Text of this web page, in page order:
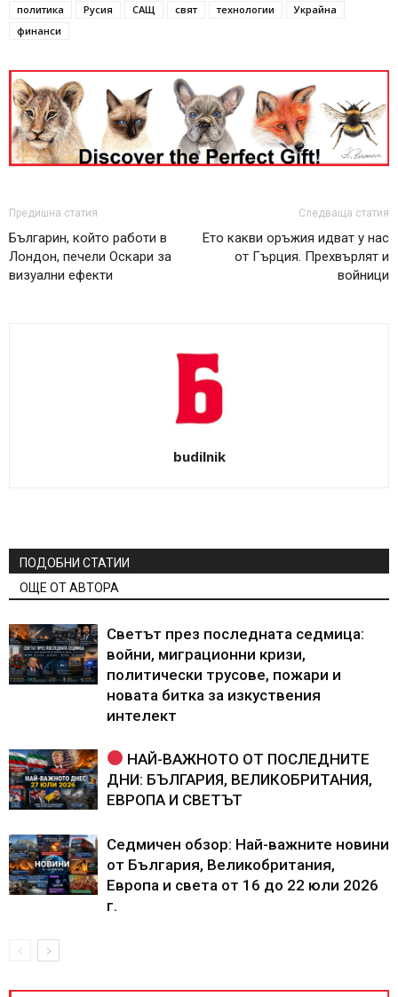
политика
Русия САЩ свят технологии
Украйна
финанси
Предишна статия
Българин, който работи в
Лондон, печели Оскари за
визуални ефекти
Следваща статия
Ето какви оръжия идват у нас
от Гърция. Прехвърлят и
войници
budilnik
ПОДОБНИ СТАТИИ
ОЩЕ ОТ АВТОРА
Светът през последната седмица:
войни, миграционни кризи,
политически трусове, пожари и
новата битка за изкуствения
интелект
НАЙ-ВАЖНОТО ОТ ПОСЛЕДНИТЕ
ДНИ: БЪЛГАРИЯ, ВЕЛИКОБРИТАНИЯ,
ЕВРОПА И СВЕТЪТ
Седмичен обзор: Най-важните новини
от България, Великобритания,
Европа и света от 16 до 22 юли 2026
г.